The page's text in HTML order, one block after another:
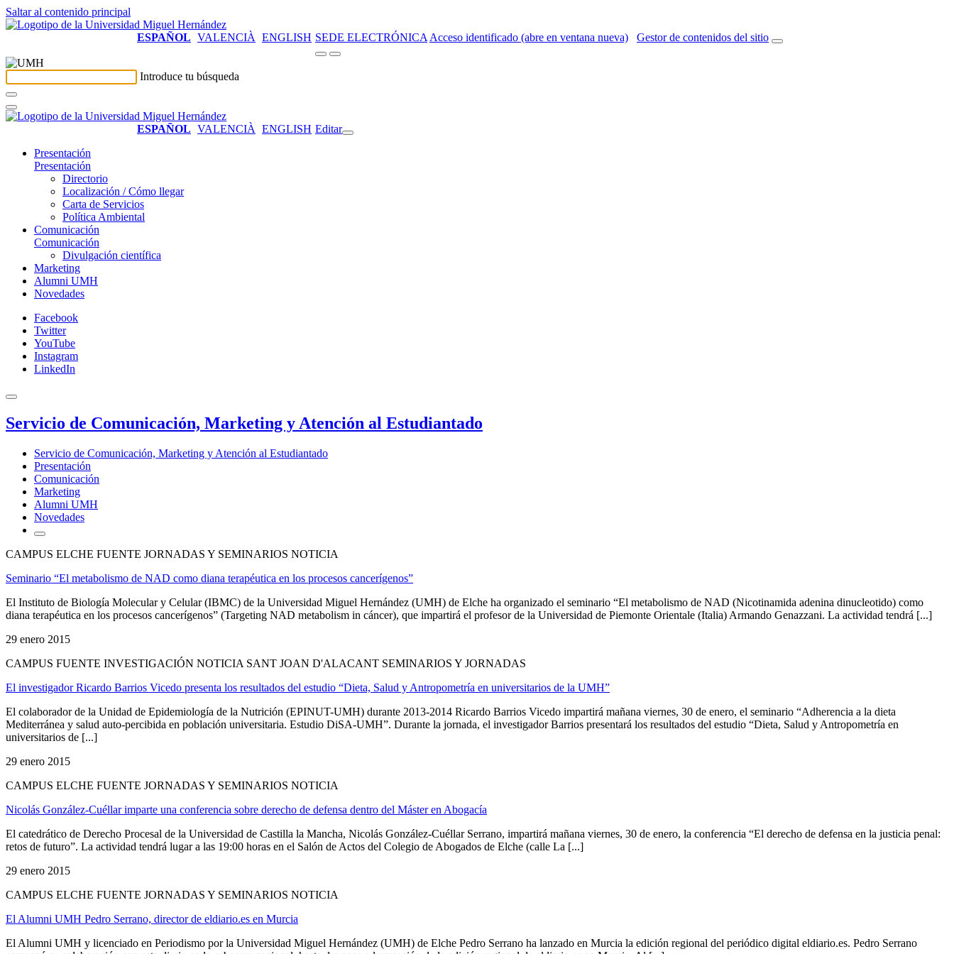
Saltar al contenido principal
ESPAÑOL VALENCIÀ ENGLISH SEDE ELECTRÓNICA Acceso identificado (abre en ventana nueva) Gestor de contenidos del sitio
Introduce tu búsqueda
ESPAÑOL VALENCIÀ ENGLISH Editar
Presentación
Presentación
Directorio
Localización / Cómo llegar
Carta de Servicios
Política Ambiental
Comunicación
Comunicación
Divulgación científica
Marketing
Alumni UMH
Novedades
Facebook
Twitter
YouTube
Instagram
LinkedIn
Servicio de Comunicación, Marketing y Atención al Estudiantado
Servicio de Comunicación, Marketing y Atención al Estudiantado
Presentación
Comunicación
Marketing
Alumni UMH
Novedades
CAMPUS ELCHE FUENTE JORNADAS Y SEMINARIOS NOTICIA
Seminario “El metabolismo de NAD como diana terapéutica en los procesos cancerígenos”
El Instituto de Biología Molecular y Celular (IBMC) de la Universidad Miguel Hernández (UMH) de Elche ha organizado el seminario “El metabolismo de NAD (Nicotinamida adenina dinucleotido) como
diana terapéutica en los procesos cancerígenos” (Targeting NAD metabolism in cáncer), que impartirá el profesor de la Universidad de Piemonte Orientale (Italia) Armando Genazzani. La actividad tendrá [...]
29 enero 2015
CAMPUS FUENTE INVESTIGACIÓN NOTICIA SANT JOAN D'ALACANT SEMINARIOS Y JORNADAS
El investigador Ricardo Barrios Vicedo presenta los resultados del estudio “Dieta, Salud y Antropometría en universitarios de la UMH”
El colaborador de la Unidad de Epidemiología de la Nutrición (EPINUT-UMH) durante 2013-2014 Ricardo Barrios Vicedo impartirá mañana viernes, 30 de enero, el seminario “Adherencia a la dieta
Mediterránea y salud auto-percibida en población universitaria. Estudio DiSA-UMH”. Durante la jornada, el investigador Barrios presentará los resultados del estudio “Dieta, Salud y Antropometría en
universitarios de [...]
29 enero 2015
CAMPUS ELCHE FUENTE JORNADAS Y SEMINARIOS NOTICIA
Nicolás González-Cuéllar imparte una conferencia sobre derecho de defensa dentro del Máster en Abogacía
El catedrático de Derecho Procesal de la Universidad de Castilla la Mancha, Nicolás González-Cuéllar Serrano, impartirá mañana viernes, 30 de enero, la conferencia “El derecho de defensa en la justicia penal:
retos de futuro”. La actividad tendrá lugar a las 19:00 horas en el Salón de Actos del Colegio de Abogados de Elche (calle La [...]
29 enero 2015
CAMPUS ELCHE FUENTE JORNADAS Y SEMINARIOS NOTICIA
El Alumni UMH Pedro Serrano, director de eldiario.es en Murcia
El Alumni UMH y licenciado en Periodismo por la Universidad Miguel Hernández (UMH) de Elche Pedro Serrano ha lanzado en Murcia la edición regional del periódico digital eldiario.es. Pedro Serrano